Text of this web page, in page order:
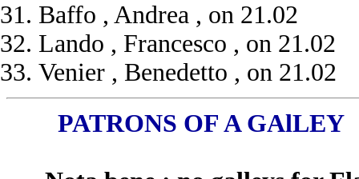
Baffo , Andrea , on 21.02
Lando , Francesco , on 21.02
Venier , Benedetto , on 21.02
PATRONS OF A GAlLEY